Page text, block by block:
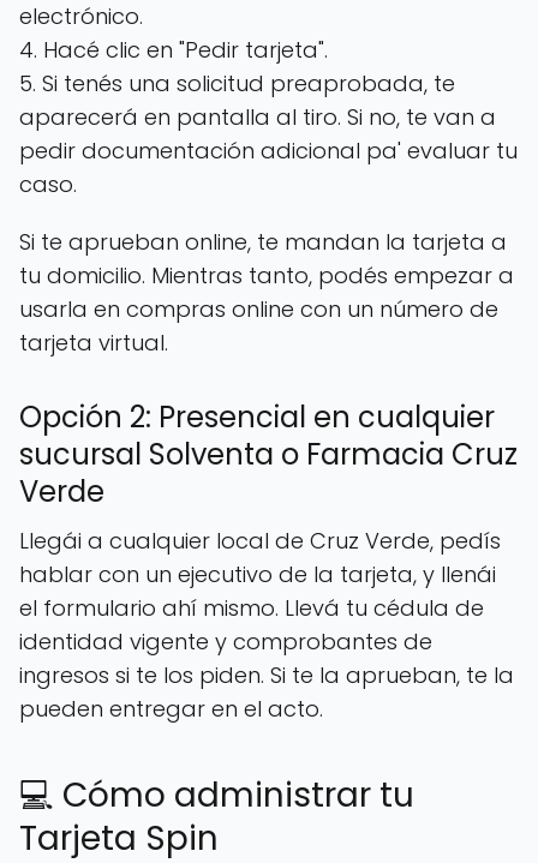
electrónico.
4. Hacé clic en "Pedir tarjeta".
5. Si tenés una solicitud preaprobada, te
aparecerá en pantalla al tiro. Si no, te van a
pedir documentación adicional pa' evaluar tu
caso.
Si te aprueban online, te mandan la tarjeta a
tu domicilio. Mientras tanto, podés empezar a
usarla en compras online con un número de
tarjeta virtual.
Opción 2: Presencial en cualquier
sucursal Solventa o Farmacia Cruz
Verde
Llegái a cualquier local de Cruz Verde, pedís
hablar con un ejecutivo de la tarjeta, y llenái
el formulario ahí mismo. Llevá tu cédula de
identidad vigente y comprobantes de
ingresos si te los piden. Si te la aprueban, te la
pueden entregar en el acto.
💻 Cómo administrar tu
Tarjeta Spin